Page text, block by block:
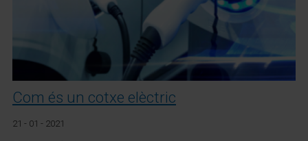
Com és un cotxe elèctric
21 - 01 - 2021